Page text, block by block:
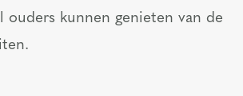
ouders kunnen genieten van de